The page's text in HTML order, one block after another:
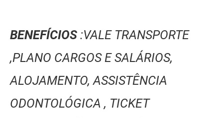
BENEFÍCIOS :VALE TRANSPORTE
,PLANO CARGOS E SALÁRIOS,
ALOJAMENTO, ASSISTÊNCIA
ODONTOLÓGICA , TICKET